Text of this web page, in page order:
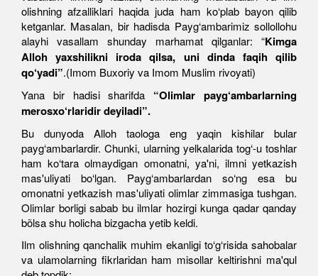
olishning afzalliklari haqida juda ham ko‘plab bayon qilib
ketganlar. Masalan, bir hadisda Payg‘ambarimiz sollollohu
alayhi vasallam shunday marhamat qilganlar: “Kimga
Alloh yaxshilikni iroda qilsa, uni dinda faqih qilib
qo‘yadi”.(Imom Buxoriy va Imom Muslim rivoyati)
Yana bir hadisi sharifda “Olimlar payg‘ambarlarning
merosxo‘rlaridir deyiladi”.
Bu dunyoda Alloh taologa eng yaqin kishilar bular
payg‘ambarlardir. Chunki, ularning yelkalarida tog‘-u toshlar
ham ko‘tara olmaydigan omonatni, ya'ni, ilmni yetkazish
mas'uliyati bo‘lgan. Payg‘ambarlardan so‘ng esa bu
omonatni yetkazish mas'uliyati olimlar zimmasiga tushgan.
Olimlar borligi sabab bu ilmlar hozirgi kunga qadar qanday
bõlsa shu holicha bizgacha yetib keldi.
Ilm olishning qanchalik muhim ekanligi to‘g‘risida sahobalar
va ulamolarning fikrlaridan ham misollar keltirishni ma'qul